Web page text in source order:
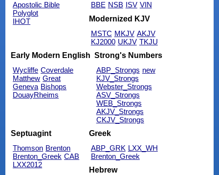
Apostolic Bible
Polyglot
IHOT
BBE NSB ISV VIN
Modernized KJV
MSTC MKJV AKJV
KJ2000 UKJV TKJU
Early Modern English
Wycliffe Coverdale
Matthew Great
Geneva Bishops
DouayRheims
Strong's Numbers
ABP_Strongs new
KJV_Strongs
Webster_Strongs
ASV_Strongs
WEB_Strongs
AKJV_Strongs
CKJV_Strongs
Septuagint
Thomson Brenton
Brenton_Greek CAB
LXX2012
Greek
ABP_GRK LXX_WH
Brenton_Greek
Hebrew